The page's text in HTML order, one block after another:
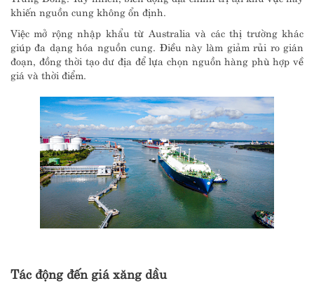
khiến nguồn cung không ổn định.
Việc mở rộng nhập khẩu từ Australia và các thị trường khác
giúp đa dạng hóa nguồn cung. Điều này làm giảm rủi ro gián
đoạn, đồng thời tạo dư địa để lựa chọn nguồn hàng phù hợp về
giá và thời điểm.
Tác động đến giá xăng dầu